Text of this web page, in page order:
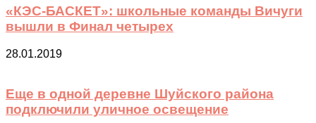
«КЭС-БАСКЕТ»: школьные команды Вичуги
вышли в Финал четырех
28.01.2019
Еще в одной деревне Шуйского района
подключили уличное освещение